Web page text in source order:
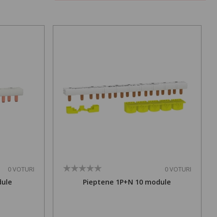
0 VOTURI 0 VOTURI
Pieptene 1P+N 10 module